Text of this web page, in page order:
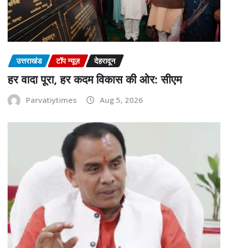
उत्तराखंड टॉप न्यूज़ देहरादून
हर वादा पूरा, हर कदम विकास की ओर: सीएम
Parvatiytimes Aug 5, 2026